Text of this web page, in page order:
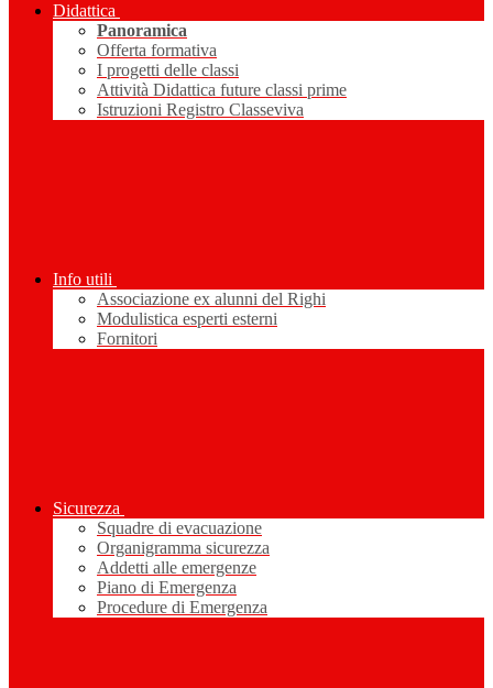
Didattica
Panoramica
Offerta formativa
I progetti delle classi
Attività Didattica future classi prime
Istruzioni Registro Classeviva
Info utili
Associazione ex alunni del Righi
Modulistica esperti esterni
Fornitori
Sicurezza
Squadre di evacuazione
Organigramma sicurezza
Addetti alle emergenze
Piano di Emergenza
Procedure di Emergenza